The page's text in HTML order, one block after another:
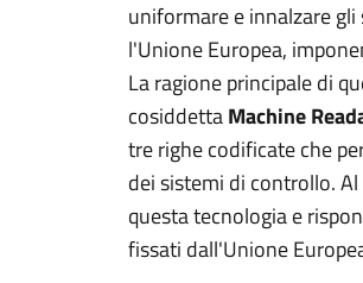
uniformare e innalzare
l'Unione Europea,
La ragione principale di
cosiddettaMachine
tre righe codificate che
dei sistemi di controllo.
questa tecnologia e
fissati dall'Unione